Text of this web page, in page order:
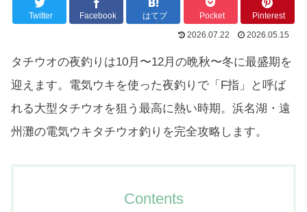
Twitter Facebook はてブ Pocket
Pinterest
2026.07.22
2026.05.15
タチウオの夜釣りは10月〜12月の晩秋〜冬に最盛期を
迎えます。電気ウキを使った夜釣りで「F指」と呼ば
れる大型タチウオを狙う最高に熱い時期。浜名湖・遠
州灘の電気ウキタチウオ釣りを完全攻略します。
Contents